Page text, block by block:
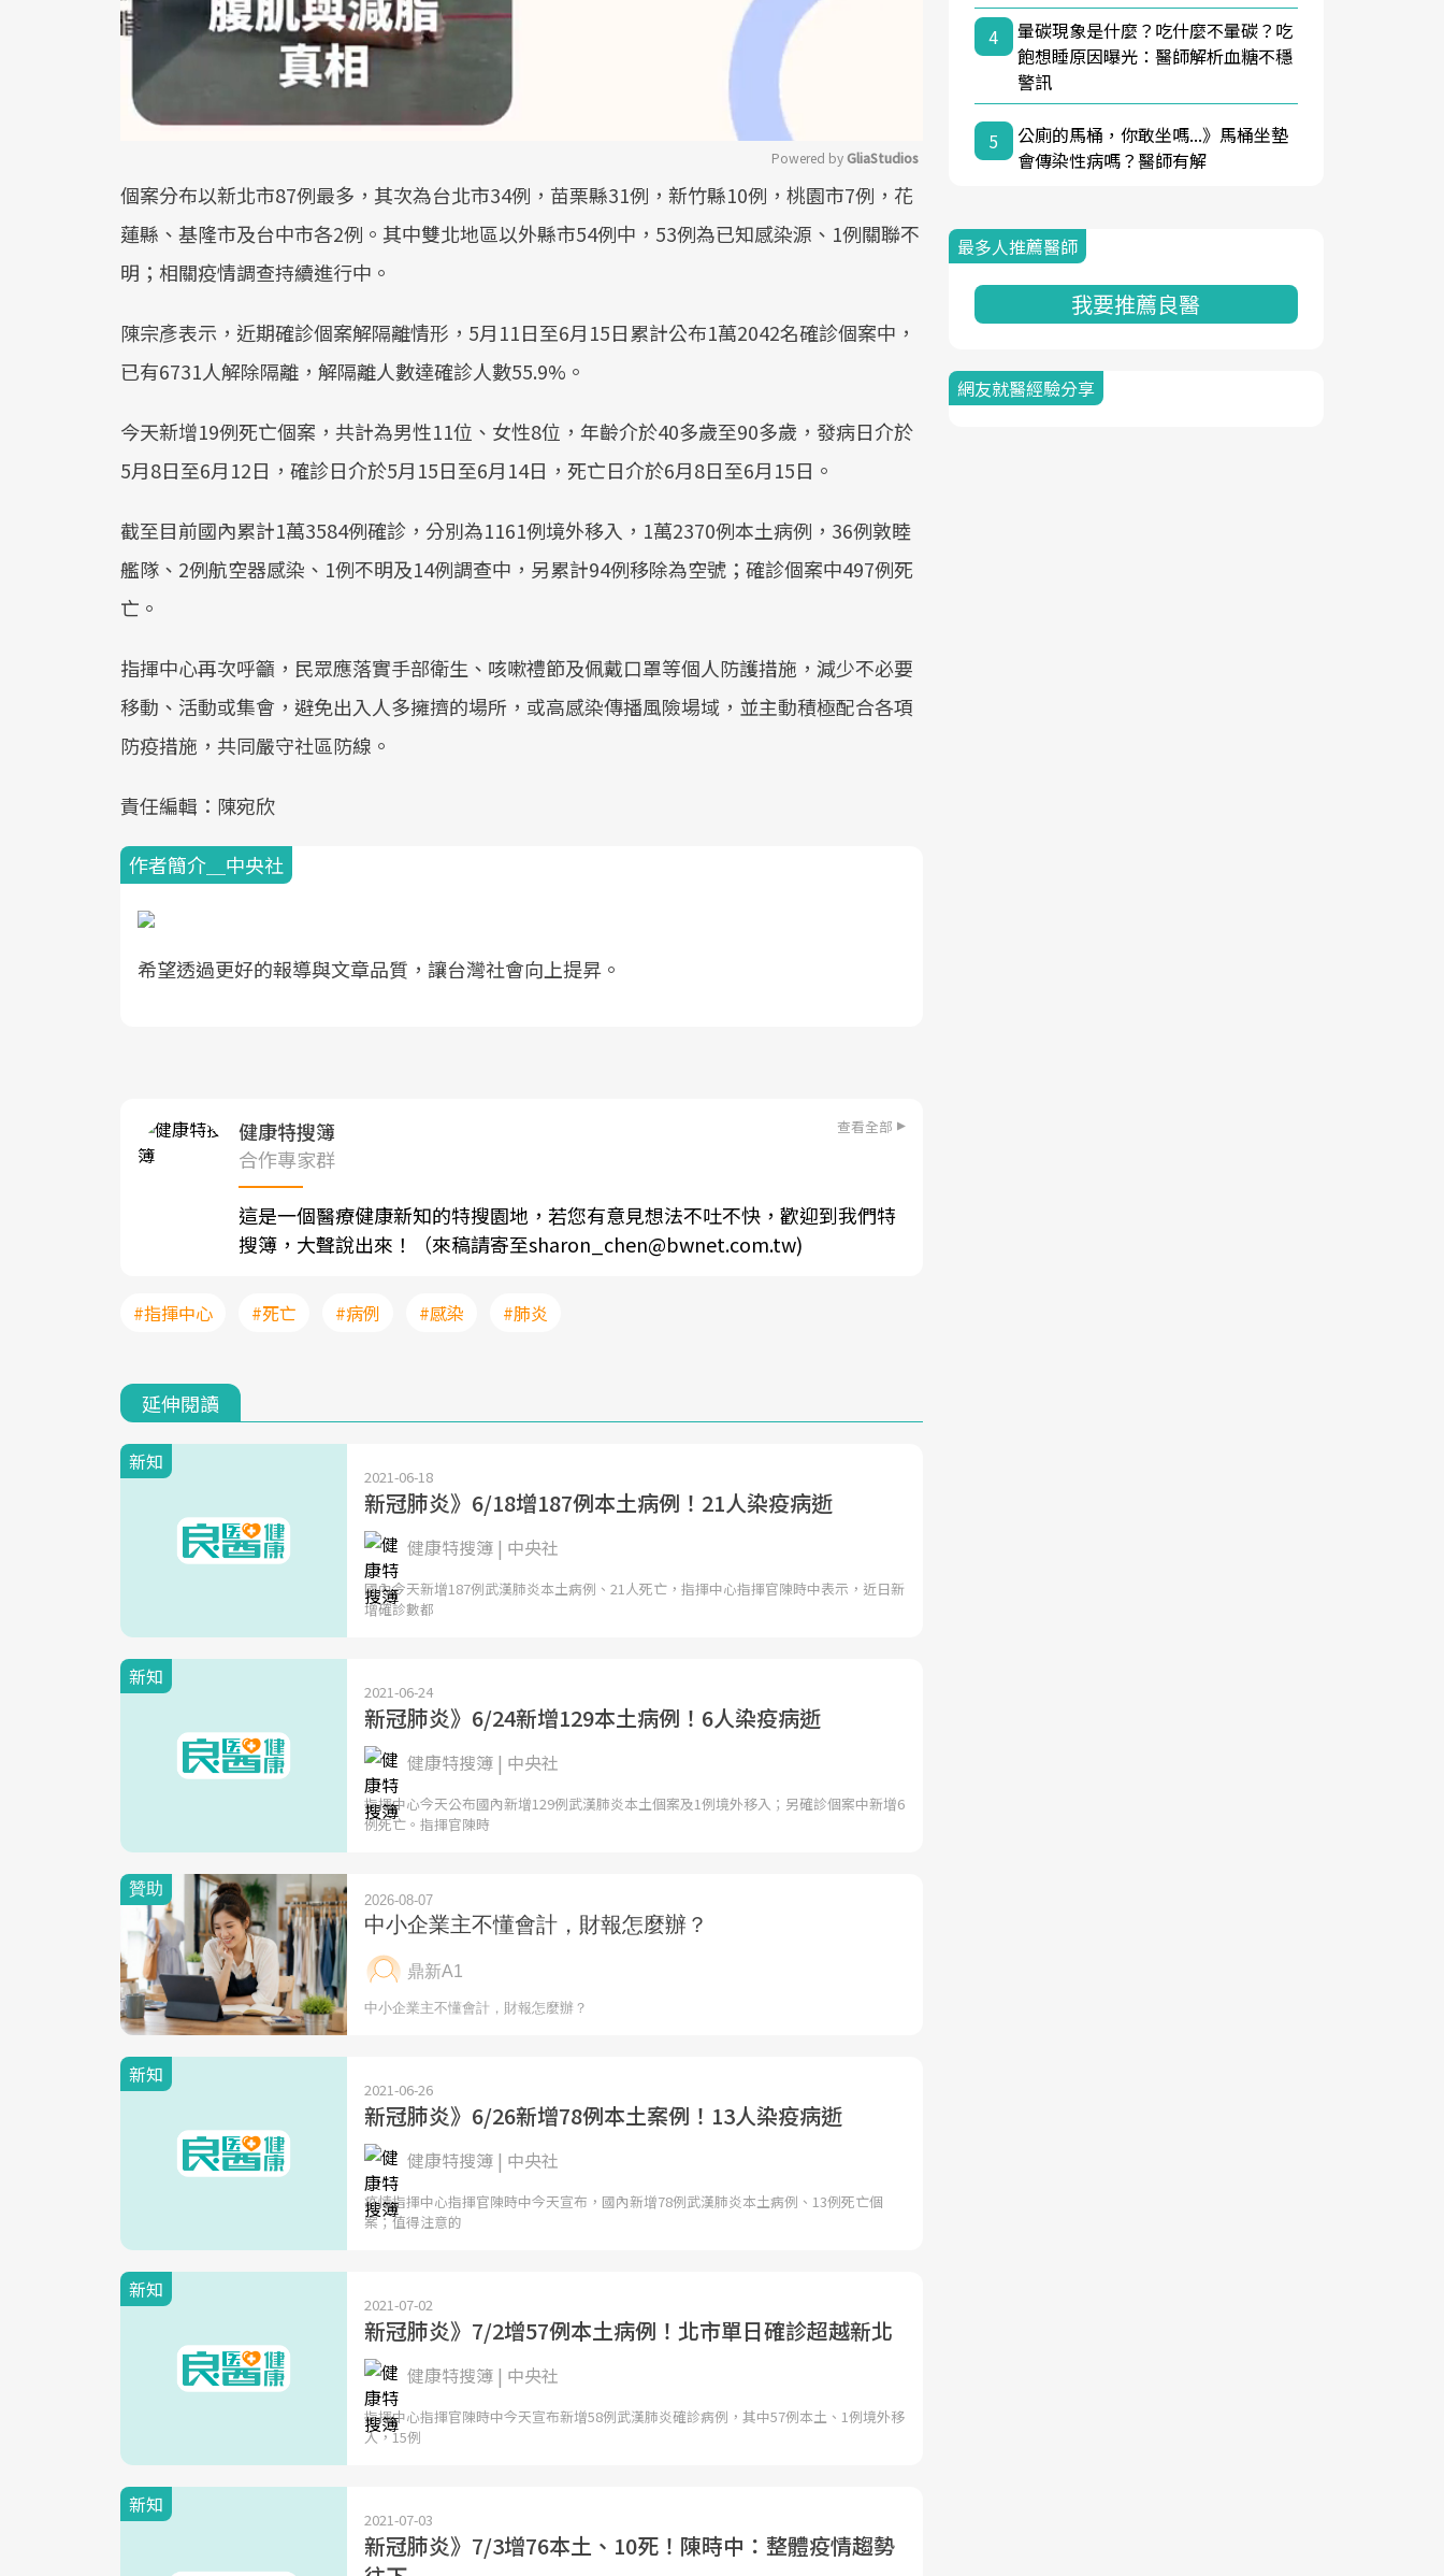
Mute
Powered by GliaStudios
個案分布以新北市87例最多，其次為台北市34例，苗栗縣31例，新竹縣10例，桃園市7例，花
蓮縣、基隆市及台中市各2例。其中雙北地區以外縣市54例中，53例為已知感染源、1例關聯不
明；相關疫情調查持續進行中。
陳宗彥表示，近期確診個案解隔離情形，5月11日至6月15日累計公布1萬2042名確診個案中，
已有6731人解除隔離，解隔離人數達確診人數55.9%。
今天新增19例死亡個案，共計為男性11位、女性8位，年齡介於40多歲至90多歲，發病日介於
5月8日至6月12日，確診日介於5月15日至6月14日，死亡日介於6月8日至6月15日。
截至目前國內累計1萬3584例確診，分別為1161例境外移入，1萬2370例本土病例，36例敦睦
艦隊、2例航空器感染、1例不明及14例調查中，另累計94例移除為空號；確診個案中497例死
亡。
指揮中心再次呼籲，民眾應落實手部衛生、咳嗽禮節及佩戴口罩等個人防護措施，減少不必要
移動、活動或集會，避免出入人多擁擠的場所，或高感染傳播風險場域，並主動積極配合各項
防疫措施，共同嚴守社區防線。
責任編輯：陳宛欣
作者簡介＿中央社
希望透過更好的報導與文章品質，讓台灣社會向上提昇。
健康特搜簿 查看全部
合作專家群
這是一個醫療健康新知的特搜園地，若您有意見想法不吐不快，歡迎到我們特
搜簿，大聲說出來！（來稿請寄至sharon_chen@bwnet.com.tw)
#指揮中心 #死亡 #病例 #感染 #肺炎
延伸閱讀
新知
2021-06-18
新冠肺炎》6/18增187例本土病例！21人染疫病逝
健康特搜簿 | 中央社
國內今天新增187例武漢肺炎本土病例、21人死亡，指揮中心指揮官陳時中表示，近日新
增確診數都
新知
2021-06-24
新冠肺炎》6/24新增129本土病例！6人染疫病逝
健康特搜簿 | 中央社
指揮中心今天公布國內新增129例武漢肺炎本土個案及1例境外移入；另確診個案中新增6
例死亡。指揮官陳時
新知
2021-06-26
新冠肺炎》6/26新增78例本土案例！13人染疫病逝
健康特搜簿 | 中央社
疫情指揮中心指揮官陳時中今天宣布，國內新增78例武漢肺炎本土病例、13例死亡個
案；值得注意的
新知
2021-07-02
新冠肺炎》7/2增57例本土病例！北市單日確診超越新北
健康特搜簿 | 中央社
指揮中心指揮官陳時中今天宣布新增58例武漢肺炎確診病例，其中57例本土、1例境外移
入，15例
新知
2021-07-03
新冠肺炎》7/3增76本土、10死！陳時中：整體疫情趨勢
4
暈碳現象是什麼？吃什麼不暈碳？吃
飽想睡原因曝光：醫師解析血糖不穩
警訊
5
公廁的馬桶，你敢坐嗎...》馬桶坐墊
會傳染性病嗎？醫師有解
最多人推薦醫師
我要推薦良醫
網友就醫經驗分享